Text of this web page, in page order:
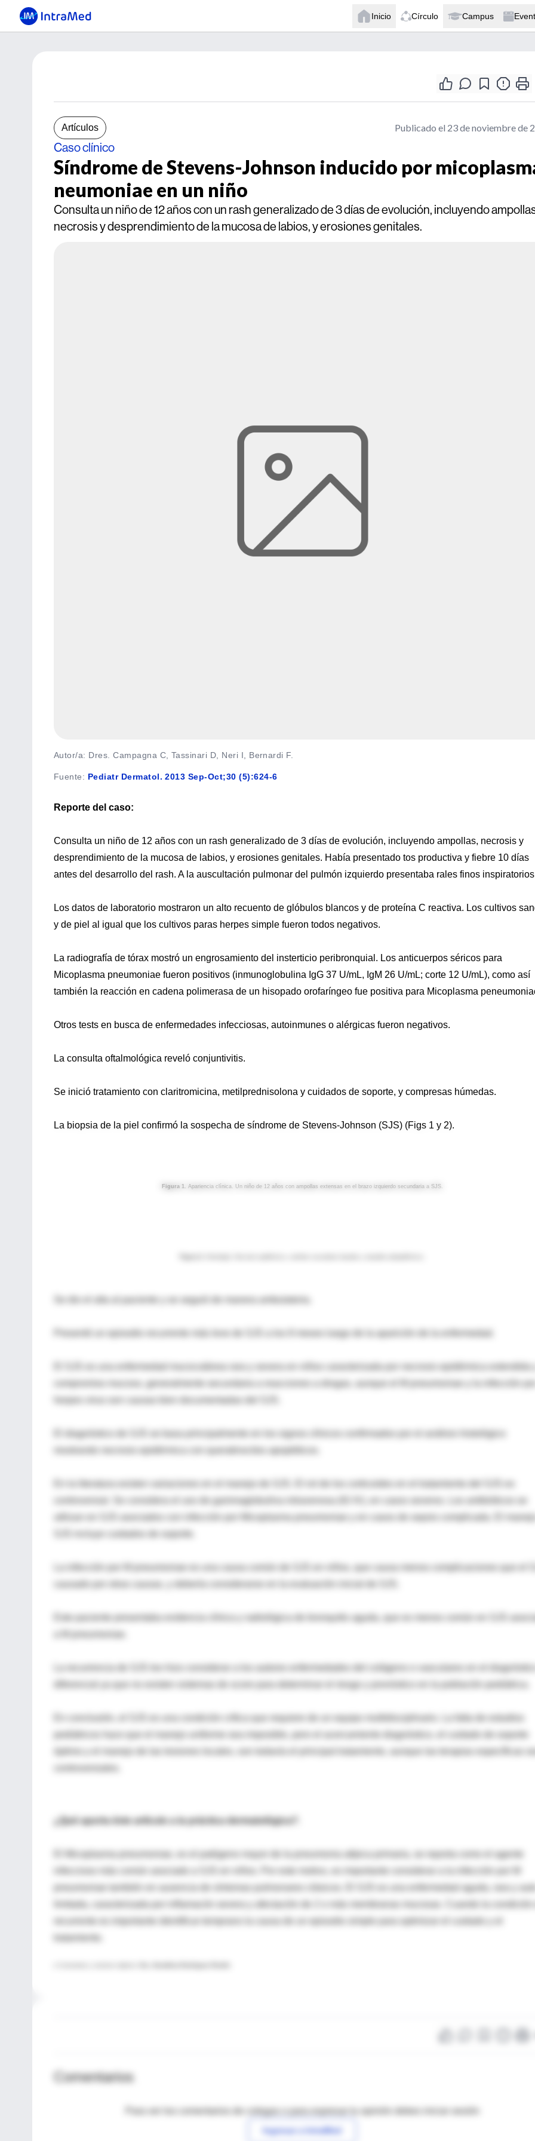
Inicio Círculo Campus
Artículos Publicado el 23 de noviembre de
Caso clínico
Síndrome de Stevens-Johnson inducido por
neumoniae en un niño
Consulta un niño de 12 años con un rash generalizado de 3 días de evolución, incluyendo
necrosis y desprendimiento de la mucosa de labios, y erosiones genitales.
Autor/a: Dres. Campagna C, Tassinari D, Neri I, Bernardi F.
Fuente: Pediatr Dermatol. 2013 Sep-Oct;30 (5):624-6
Reporte del caso:
Consulta un niño de 12 años con un rash generalizado de 3 días de evolución, incluyendo ampollas, necrosis y
desprendimiento de la mucosa de labios, y erosiones genitales. Había presentado tos productiva y fiebre 10 días
antes del desarrollo del rash. A la auscultación pulmonar del pulmón izquierdo presentaba rales finos
Los datos de laboratorio mostraron un alto recuento de glóbulos blancos y de proteína C reactiva. Los cultivos
y de piel al igual que los cultivos paras herpes simple fueron todos negativos.
La radiografía de tórax mostró un engrosamiento del insterticio peribronquial. Los anticuerpos séricos para
Micoplasma pneumoniae fueron positivos (inmunoglobulina IgG 37 U/mL, IgM 26 U/mL; corte 12 U/mL), como así
también la reacción en cadena polimerasa de un hisopado orofaríngeo fue positiva para Micoplasma
Otros tests en busca de enfermedades infecciosas, autoinmunes o alérgicas fueron negativos.
La consulta oftalmológica reveló conjuntivitis.
Se inició tratamiento con claritromicina, metilprednisolona y cuidados de soporte, y compresas húmedas.
La biopsia de la piel confirmó la sospecha de síndrome de Stevens-Johnson (SJS) (Figs 1 y 2).
Figura 1. Apariencia clínica. Un niño de 12 años con ampollas extensas en el brazo izquierdo secundaria a SJS.
Se dio el alta al paciente y se seguió de manera ambulatoria.
Presentó un episodio recurrente más leve de SJS a los 8 meses luego de la aparición de la enfermedad.
compromiso mucoso, generalmente secundaria a reacciones a drogas, aunque el M pneumoniae y la infección por
El diagnóstico de SJS se basa principalmente en los signos clínicos confirmados por el análisis histológico
mostrando necrosis epidérmica con queratinocitos apoptóticos.
controversial. Se considera el uso de gammaglobulina intravenosa (IG IV), en casos severos. Los antibióticos se
Este paciente presentaba evidencia clínica y radiológica de bronquitis aguda, que es menos común en SJS
La recurrencia de SJS les hizo considerar a los autores enfermedades del colágeno o vasculares en el diagnóstico
diferencial ya que no existen sistemas de score para determinar el riesgo y pronóstico en la población pediátrica.
En conclusión, el SJS es una condición crítica que requiere de un equipo multidisciplinario. La falta de estudios
pediátricos hace que el manejo uniforme sea imposible, pero el acercamiento diagnóstico, el cuidado de soporte
óptimo y el manejo de las lesiones locales, son todavía el principal tratamiento, aunque las terapias específicas
¿Qué aporta éste artículo a la práctica dermatológica?
El Micoplasma pneumoniae, es el patógeno mayor de la pneumonia atípica primaria, se reporta como el agente
pneumoniae también en ausencia de síntomas pulmonares clásicos. El SJS es una enfermedad aguda, rara y auto
recurrente es importante identificar temprano la causa de un episodio simple para optimizar el cuidado y el
Comentarios
Para ver los comentarios de colegas o para expresar tu opinión debes iniciar sesión
Ingresar a IntraMed